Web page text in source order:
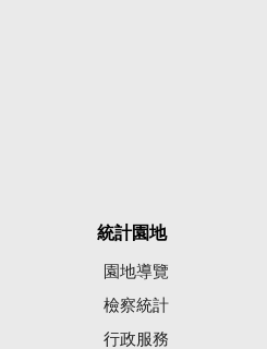
統計園地
園地導覽
檢察統計
行政服務